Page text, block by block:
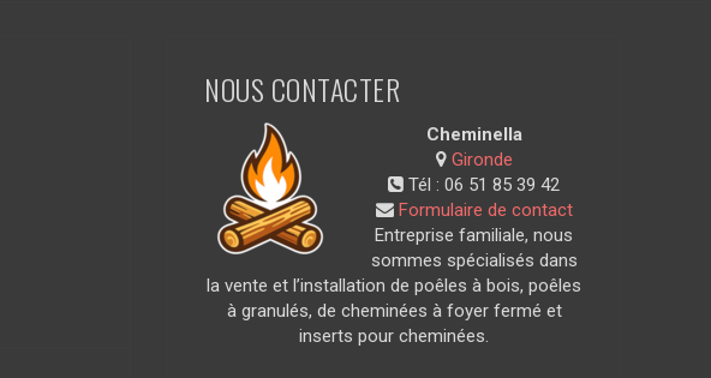
NOUS CONTACTER
Cheminella
Gironde
Tél :06 51 85 39 42
Formulaire de contact
Entreprise familiale, nous
sommes spécialisés dans
la vente et l’installation de poêles à bois, poêles
à granulés, de cheminées à foyer fermé et
inserts pour cheminées.